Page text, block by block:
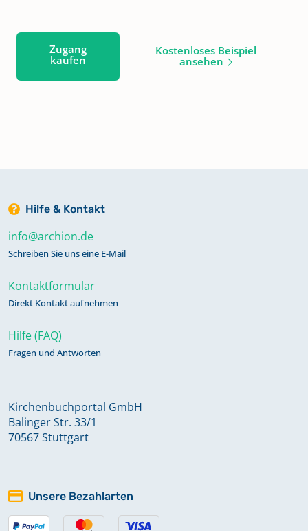
Zugang
kaufen
Kostenloses Beispiel
ansehen
Hilfe & Kontakt
info@archion.de
Schreiben Sie uns eine E-Mail
Kontaktformular
Direkt Kontakt aufnehmen
Hilfe (FAQ)
Fragen und Antworten
Kirchenbuchportal GmbH
Balinger Str. 33/1
70567 Stuttgart
Unsere Bezahlarten